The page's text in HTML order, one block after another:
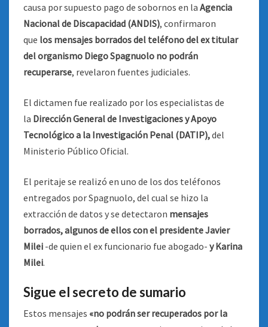
causa por supuesto pago de sobornos en la Agencia
Nacional de Discapacidad (ANDIS), confirmaron
que los mensajes borrados del teléfono del ex titular
del organismo Diego Spagnuolo no podrán
recuperarse, revelaron fuentes judiciales.
El dictamen fue realizado por los especialistas de
la Dirección General de Investigaciones y Apoyo
Tecnológico a la Investigación Penal (DATIP),del
Ministerio Público Oficial.
El peritaje se realizó en uno de los dos teléfonos
entregados por Spagnuolo, del cual se hizo la
extracción de datos y se detectaron mensajes
borrados, algunos de ellos con el presidente Javier
Milei -de quien el ex funcionario fue abogado- y Karina
Milei.
Sigue el secreto de sumario
Estos mensajes «no podrán ser recuperados por la